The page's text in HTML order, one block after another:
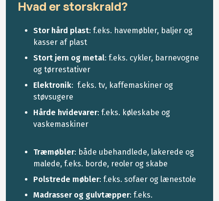
Hvad er storskrald?
Stor hård plast: f.eks. havemøbler, baljer og
kasser af plast
Stort jern og metal: f.eks. cykler, barnevogne
og tørrestativer
Elektronik: f.eks. tv, kaffemaskiner og
støvsugere
Hårde hvidevarer: f.eks. køleskabe og
vaskemaskiner
Træmøbler: både ubehandlede, lakerede og
malede, f.eks. borde, reoler og skabe
Polstrede møbler: f.eks. sofaer og lænestole
Madrasser og gulvtæpper: f.eks.